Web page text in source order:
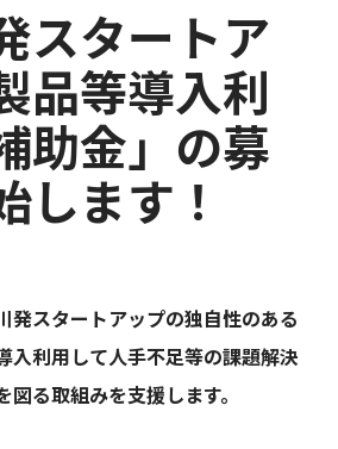
スタートア
品等導入利
助金」の募
します！
発スタートアップの独自性のある
入利用して人手不足等の課題解決
図る取組みを支援します。